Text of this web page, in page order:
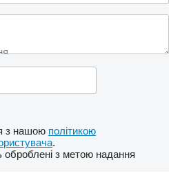
з нашою політикою
.
оброблені з метою надання